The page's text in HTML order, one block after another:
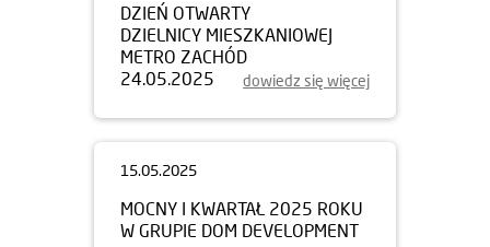
DZIEŃ OTWARTY
DZIELNICY MIESZKANIOWEJ
METRO ZACHÓD
24.05.2025
dowiedz się więcej